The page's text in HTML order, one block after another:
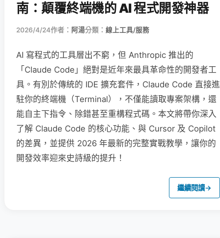
南：顛覆終端機的 AI 程式開發神器
2026/4/24作者： 阿湯分類： 線上工具/服務
AI 寫程式的工具層出不窮，但 Anthropic 推出的
「Claude Code」絕對是近年來最具革命性的開發者工
具。有別於傳統的 IDE 擴充套件，Claude Code 直接進
駐你的終端機（Terminal），不僅能讀取專案架構，還
能自主下指令、除錯甚至重構程式碼。本文將帶你深入
了解 Claude Code 的核心功能、與 Cursor 及 Copilot
的差異，並提供 2026 年最新的完整實戰教學，讓你的
開發效率迎來史詩級的提升！
繼續閱讀→